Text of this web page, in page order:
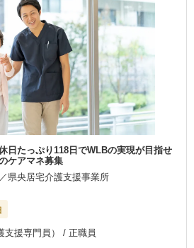
日たっぷり118日でWLBの実現が目指せ
ケアマネ募集
県央居宅介護支援事業所
支援専門員） / 正職員